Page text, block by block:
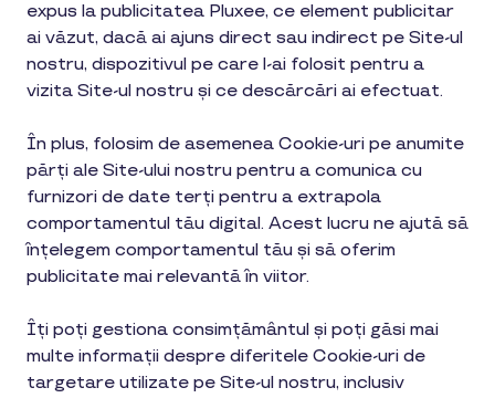
expus la publicitatea Pluxee, ce element publicitar
ai văzut, dacă ai ajuns direct sau indirect pe Site-ul
nostru, dispozitivul pe care l-ai folosit pentru a
vizita Site-ul nostru și ce descărcări ai efectuat.
În plus, folosim de asemenea Cookie-uri pe anumite
părți ale Site-ului nostru pentru a comunica cu
furnizori de date terți pentru a extrapola
comportamentul tău digital. Acest lucru ne ajută să
înțelegem comportamentul tău și să oferim
publicitate mai relevantă în viitor.
Îți poți gestiona consimțământul și poți găsi mai
multe informații despre diferitele Cookie-uri de
targetare utilizate pe Site-ul nostru, inclusiv